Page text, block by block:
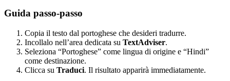
Guida passo-passo
Copia il testo dal portoghese che desideri tradurre.
Incollalo nell’area dedicata su TextAdviser.
Seleziona “Portoghese” come lingua di origine e “Hindi”
come destinazione.
Clicca su Traduci. Il risultato apparirà immediatamente.